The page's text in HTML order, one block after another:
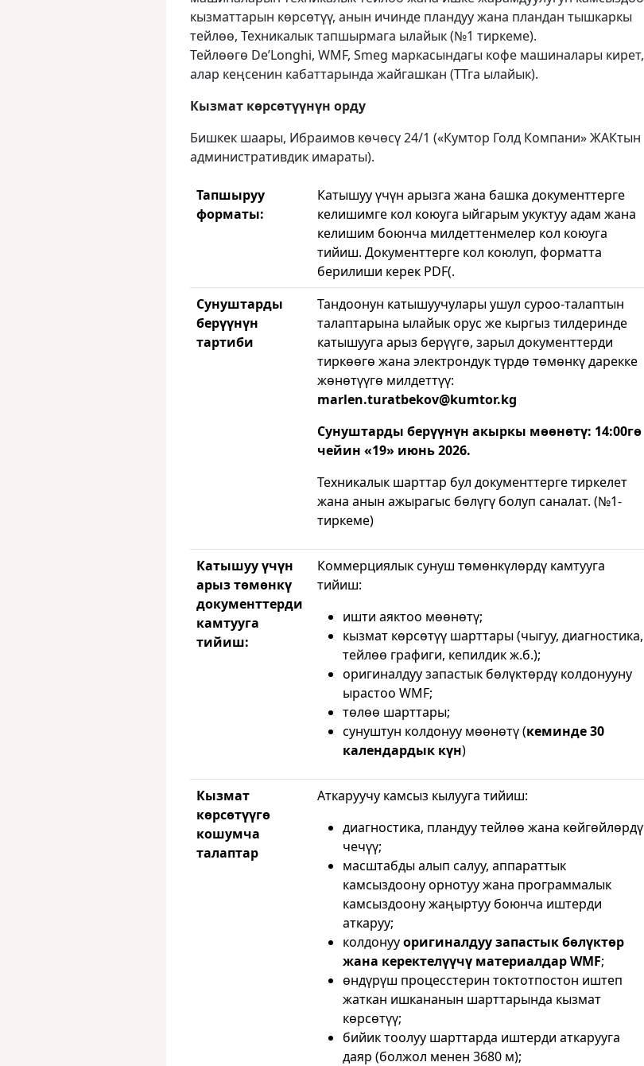
кызматтарын көрсөтүү, анын ичинде пландуу жана пландан тышкаркы
тейлөө, Техникалык тапшырмага ылайык (№1 тиркеме).
Тейлөөгө De’Longhi, WMF, Smeg маркасындагы кофе машиналары кирет,
алар кеңсенин кабаттарында жайгашкан (ТТга ылайык).
Кызмат көрсөтүүнүн орду
Бишкек шаары, Ибраимов көчөсү 24/1 («Кумтор Голд Компани» ЖАКтын
административдик имараты).
Тапшыруу
форматы:
Катышуу үчүн арызга жана башка документтерге
келишимге кол коюуга ыйгарым укуктуу адам жана
келишим боюнча милдеттенмелер кол коюуга
тийиш. Документтерге кол коюлуп, форматта
берилиши керек PDF(.
Сунуштарды
берүүнүн
тартиби
Тандоонун катышуучулары ушул суроо-талаптын
талаптарына ылайык орус же кыргыз тилдеринде
катышууга арыз берүүгө, зарыл документтерди
тиркөөгө жана электрондук түрдө төмөнкү дарекке
жөнөтүүгө милдеттүү:
marlen.turatbekov@kumtor.kg
Сунуштарды берүүнүн акыркы мөөнөтү: 14:00гө
чейин «19» июнь 2026.
Техникалык шарттар бул документтерге тиркелет
жана анын ажырагыс бөлүгү болуп саналат. (№1-
тиркеме)
Катышуу үчүн
арыз төмөнкү
документтерди
камтууга
тийиш:
Коммерциялык сунуш төмөнкүлөрдү камтууга
тийиш:
ишти аяктоо мөөнөтү;
кызмат көрсөтүү шарттары (чыгуу, диагностика,
тейлөө графиги, кепилдик ж.б.);
оригиналдуу запастык бөлүктөрдү колдонууну
ырастоо WMF;
төлөө шарттары;
сунуштун колдонуу мөөнөтү (кеминде 30
календардык күн)
Кызмат
көрсөтүүгө
кошумча
талаптар
Аткаруучу камсыз кылууга тийиш:
диагностика, пландуу тейлөө жана көйгөйлөрдү
чечүү;
масштабды алып салуу, аппараттык
камсыздоону орнотуу жана программалык
камсыздоону жаңыртуу боюнча иштерди
аткаруу;
колдонууоригиналдуу запастык бөлүктөр
жана керектелүүчү материалдар WMF;
өндүрүш процесстерин токтотпостон иштеп
жаткан ишкананын шарттарында кызмат
көрсөтүү;
бийик тоолуу шарттарда иштерди аткарууга
даяр (болжол менен 3680 м);